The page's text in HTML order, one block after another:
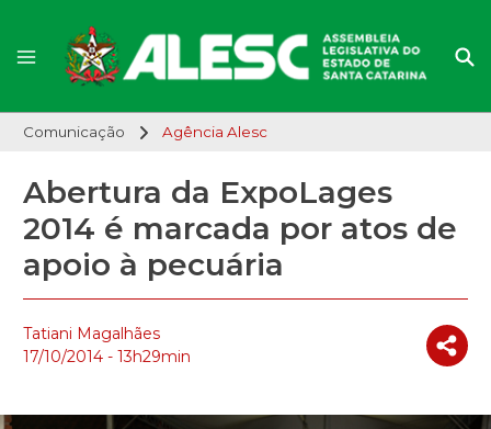
Comunicação Agência Alesc
Abertura da ExpoLages
2014 é marcada por atos de
apoio à pecuária
Tatiani Magalhães
17/10/2014 - 13h29min